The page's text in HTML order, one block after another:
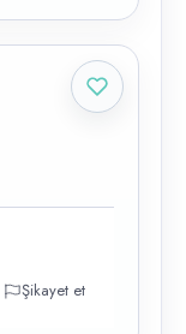
Şikayet et